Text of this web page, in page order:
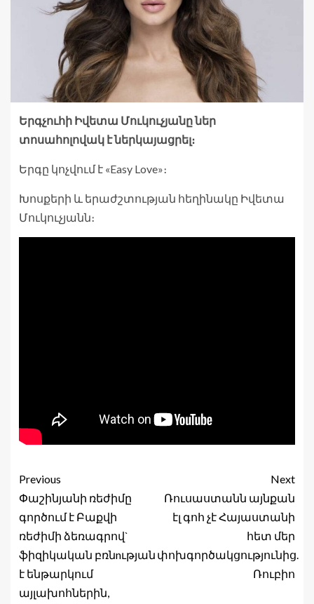
Երգչուհի Իվետա Մուկուչյանը ներ
տոսահոլովակ է ներկայացրել։
Երգը կոչվում է «Easy Love»։
Խոսքերի և երաժշտության հեղինակը Իվետա
Մուկուչյանն։
Previous
Փաշինյանի ռեժիմը
գործում է Բաքվի
ռեժիմի ձեռագրով`
ֆիզիկական բռնnւթյան
է ենթարկում
այլախոհներին,
Next
Ռուսաստանն այնքան
էլ գոհ չէ Հայաստանի
հետ մեր
փոխգործակցությունից.
Ռուբիո